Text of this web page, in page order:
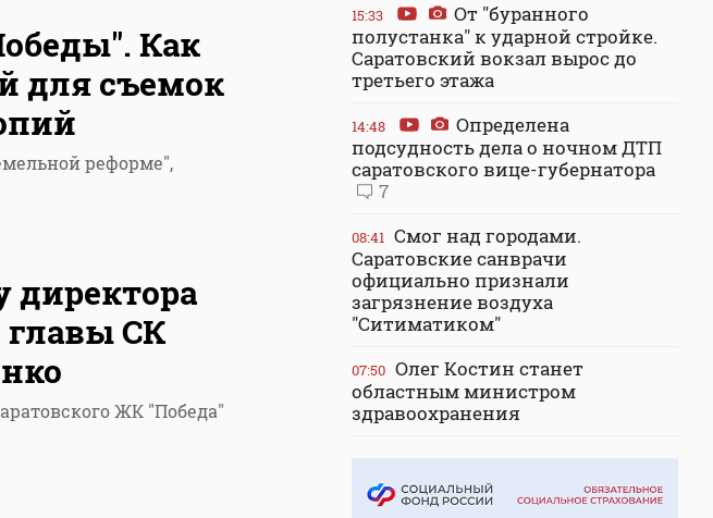
Как
для съемок
реформе",
директора
главы СК
ЖК "Победа"
15:33
От "буранного
полустанка" к ударной стройке.
Саратовский вокзал вырос до
третьего этажа
14:48
Определена
подсудность дела о ночном ДТП
саратовского вице-губернатора
7
08:41 Смог над городами.
Саратовские санврачи
официально признали
загрязнение воздуха
"Ситиматиком"
07:50 Олег Костин станет
областным министром
здравоохранения